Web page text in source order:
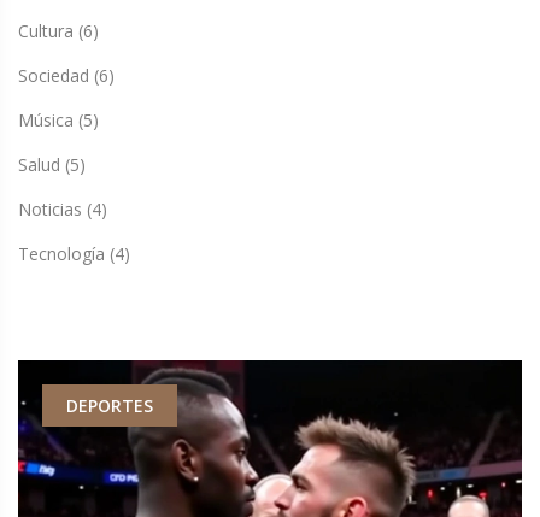
Cultura (6)
Sociedad (6)
Música (5)
Salud (5)
Noticias (4)
Tecnología (4)
DEPORTES